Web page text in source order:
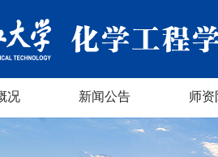
况 新闻公告 师资